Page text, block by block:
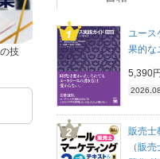
技
ユース
果的な
5,390
販売士
（販